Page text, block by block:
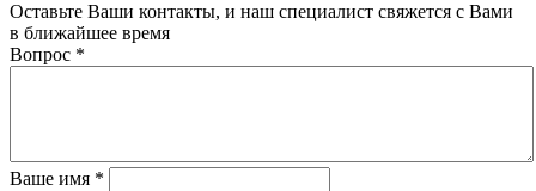
Оставьте Ваши контакты, и наш специалист свяжется с Вами
в ближайшее время
Вопрос *
Ваше имя *